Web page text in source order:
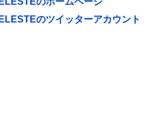
のツイッターアカウント